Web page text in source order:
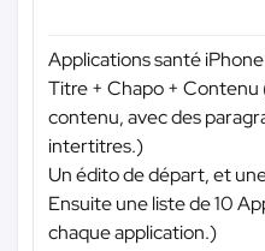
Applications santé iPhone
Titre + Chapo +
contenu, avec des
intertitres.)
Un édito de départ, et
Ensuite une liste de 10
chaque application.)